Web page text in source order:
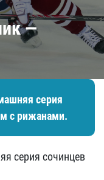
—
серия
с рижанами.
серия сочинцев